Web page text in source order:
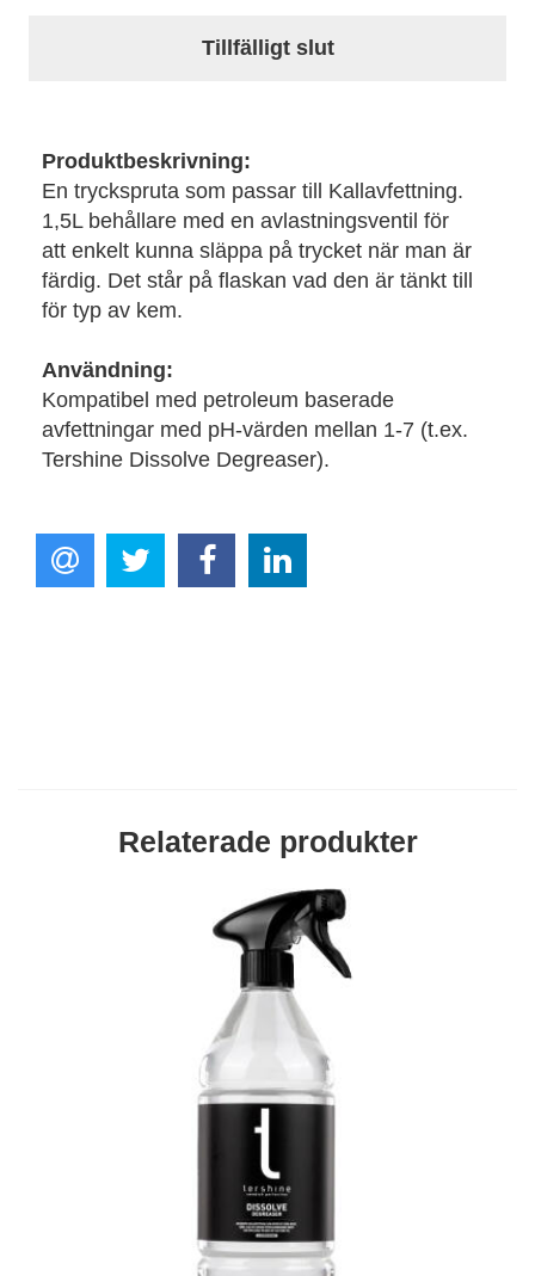
Tillfälligt slut
Produktbeskrivning:
En tryckspruta som passar till Kallavfettning.
1,5L behållare med en avlastningsventil för
att enkelt kunna släppa på trycket när man är
färdig. Det står på flaskan vad den är tänkt till
för typ av kem.
Användning:
Kompatibel med petroleum baserade
avfettningar med pH-värden mellan 1-7 (t.ex.
Tershine Dissolve Degreaser).
Relaterade produkter